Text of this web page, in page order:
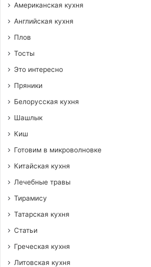
Американская кухня
Английская кухня
Плов
Тосты
Это интересно
Пряники
Белорусская кухня
Шашлык
Киш
Готовим в микроволновке
Китайская кухня
Лечебные травы
Тирамису
Татарская кухня
Статьи
Греческая кухня
Литовская кухня